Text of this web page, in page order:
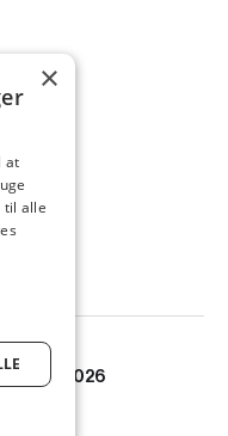
2026
×
at
til alle